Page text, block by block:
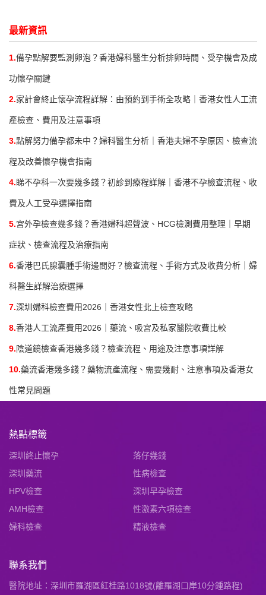
最新資訊
1.備孕點解要監測卵泡？香港婦科醫生分析排卵時間、受孕機會及成
功懷孕關鍵
2.家計會終止懷孕流程詳解：由預約到手術全攻略｜香港女性人工流
產檢查、費用及注意事項
3.點解努力備孕都未中？婦科醫生分析｜香港夫婦不孕原因、檢查流
程及改善懷孕機會指南
4.睇不孕科一次要幾多錢？初診到療程詳解｜香港不孕檢查流程、收
費及人工受孕選擇指南
5.宮外孕檢查幾多錢？香港婦科超聲波、HCG檢測費用整理｜早期
症狀、檢查流程及治療指南
6.香港巴氏腺囊腫手術邊間好？檢查流程、手術方式及收費分析｜婦
科醫生詳解治療選擇
7.深圳婦科檢查費用2026｜香港女性北上檢查攻略
8.香港人工流產費用2026｜藥流、吸宮及私家醫院收費比較
9.陰道鏡檢查香港幾多錢？檢查流程、用途及注意事項詳解
10.藥流香港幾多錢？藥物流產流程、需要幾耐、注意事項及香港女
性常見問題
熱點標籤
深圳終止懷孕
落仔幾錢
深圳藥流
性病檢查
HPV檢查
深圳早孕檢查
AMH檢查
性激素六項檢查
婦科檢查
精液檢查
聯系我們
醫院地址：深圳市羅湖區紅桂路1018號(離羅湖口岸10分鍾路程)